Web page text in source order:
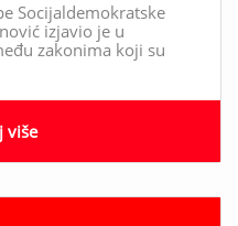
Socijaldemokratske
izjavio je u
zakonima koji su
više